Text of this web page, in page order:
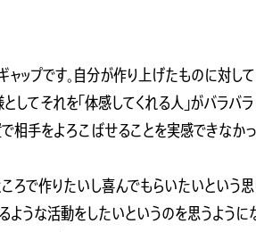
ップです。自分が作り上げたものに対し
してそれを「体感してくれる人」がバラバ
相手をよろこばせることを実感できなか
ろで作りたいし喜んでもらいたいという
ような活動をしたいというのを思うようにな